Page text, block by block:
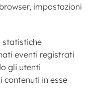
impostazioni
statistiche
eventi registrati
gli utenti
contenuti in esse